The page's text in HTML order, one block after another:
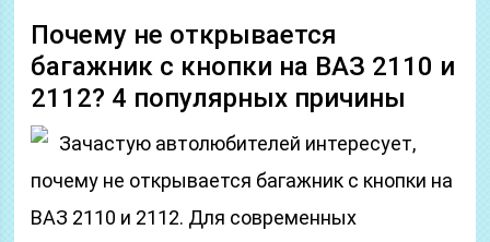
Почему не открывается
багажник с кнопки на ВАЗ 2110 и
2112? 4 популярных причины
Зачастую автолюбителей интересует,
почему не открывается багажник с кнопки на
ВАЗ 2110 и 2112. Для современных